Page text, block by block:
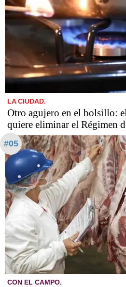
LA CIUDAD.
Otro agujero en el bolsillo:
quiere eliminar el Régimen
#05
CON EL CAMPO.